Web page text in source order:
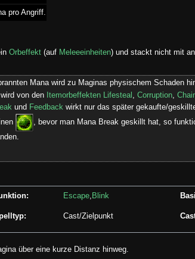
pro Angriff.
Orbeffekt (auf Meleeeinheiten) und stackt nicht mit
Mana wird zu Maginas physischem Schaden
von den Itemorbeffekten Lifesteal Corruption,
und Feedbackwirkt nur das später gekaufte/
, bevor man Mana Break geskillt hat, so
Escape, Blink
Cast/Zielpunkt
über eine kurze Distanz hinweg.